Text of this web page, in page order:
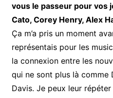
vous le passeur pour vos
Cato, Corey Henry, Alex
Ça m’a pris un moment
représentais pour les
la connexion entre les
qui ne sont plus là comme
Davis. Je peux leur